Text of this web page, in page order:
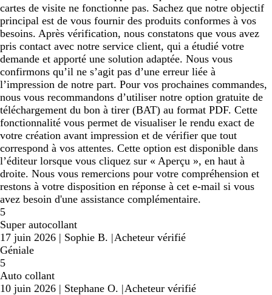
cartes de visite ne fonctionne pas. Sachez que notre objectif
principal est de vous fournir des produits conformes à vos
besoins. Après vérification, nous constatons que vous avez
pris contact avec notre service client, qui a étudié votre
demande et apporté une solution adaptée. Nous vous
confirmons qu’il ne s’agit pas d’une erreur liée à
l’impression de notre part. Pour vos prochaines commandes,
nous vous recommandons d’utiliser notre option gratuite de
téléchargement du bon à tirer (BAT) au format PDF. Cette
fonctionnalité vous permet de visualiser le rendu exact de
votre création avant impression et de vérifier que tout
correspond à vos attentes. Cette option est disponible dans
l’éditeur lorsque vous cliquez sur « Aperçu », en haut à
droite. Nous vous remercions pour votre compréhension et
restons à votre disposition en réponse à cet e-mail si vous
avez besoin d'une assistance complémentaire.
5
Super autocollant
17 juin 2026 | Sophie B. |Acheteur vérifié
Géniale
5
Auto collant
10 juin 2026 | Stephane O. |Acheteur vérifié